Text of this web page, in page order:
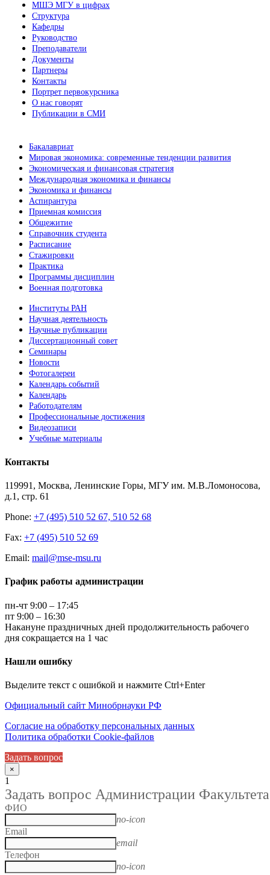
МШЭ МГУ в цифрах
Структура
Кафедры
Руководство
Преподаватели
Документы
Партнеры
Контакты
Портрет первокурсника
О нас говорят
Публикации в СМИ
Бакалавриат
Мировая экономика: современные тенденции развития
Экономическая и финансовая стратегия
Международная экономика и финансы
Экономика и финансы
Аспирантура
Приемная комиссия
Общежитие
Справочник студента
Расписание
Стажировки
Практика
Программы дисциплин
Военная подготовка
Институты РАН
Научная деятельность
Научные публикации
Диссертационный совет
Семинары
Новости
Фотогалереи
Календарь событий
Календарь
Работодателям
Профессиональные достижения
Видеозаписи
Учебные материалы
Контакты
119991, Москва, Ленинские Горы, МГУ им. М.В.Ломоносова,
д.1, стр. 61
Phone: +7 (495) 510 52 67, 510 52 68
Fax: +7 (495) 510 52 69
Email: mail@mse-msu.ru
График работы администрации
пн-чт 9:00 – 17:45
пт 9:00 – 16:30
Накануне праздничных дней продолжительность рабочего
дня сокращается на 1 час
Нашли ошибку
Выделите текст с ошибкой и нажмите Ctrl+Enter
Официальный сайт Минобрнауки РФ
Согласие на обработку персональных данных
Политика обработки Cookie-файлов
Задать вопрос
×
1
Задать вопрос Администрации Факультета
ФИО
no-icon
Email
email
Телефон
no-icon